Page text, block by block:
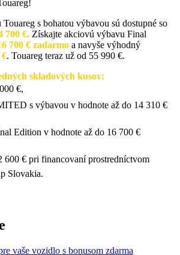
s bohatou výbavou sú dostupné so
700 €. Získajte akciovú výbavu Final
700 € zadarmo a navyše výhodný
€. Touareg teraz už od 55 990 €.
skladových kusov:
€,
s výbavou v hodnote až do 14 310 €
Edition v hodnote až do 16 700 €
600 € pri financovaní prostredníctvom
Slovakia.